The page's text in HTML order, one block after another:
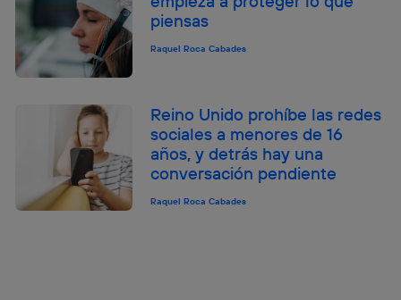
piensas
Raquel Roca Cabades
Reino Unido prohíbe las redes
sociales a menores de 16
años, y detrás hay una
conversación pendiente
Raquel Roca Cabades